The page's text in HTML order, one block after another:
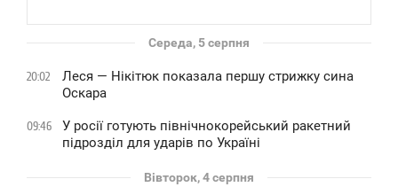
Середа, 5 серпня
20:02
Леся — Нікітюк показала першу стрижку сина
Оскара
09:46
У росії готують північнокорейський ракетний
підрозділ для ударів по Україні
Вівторок, 4 серпня